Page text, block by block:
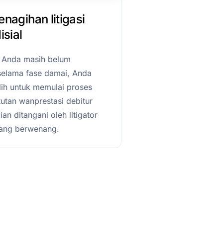
litigasi
masih belum
fase damai, Anda
untuk memulai proses
wanprestasi debitur
ditangani oleh litigator
berwenang.